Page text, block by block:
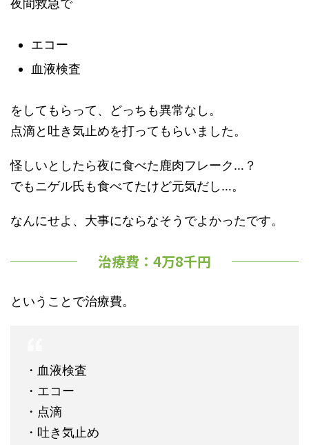
夜間救急で
エコー
血液検査
をしてもらって、どっちも異常なし。
点滴と吐き気止めを打ってもらいました。
怪しいとしたら夜に食べた鹿肉フレーク…？
でもニゲル氏も食べてたけど元気だし…。
なんにせよ、大事にならなそうでよかったです。
治療費：4万8千円
ということで治療費。
・血液検査
・エコー
・点滴
・吐き気止め